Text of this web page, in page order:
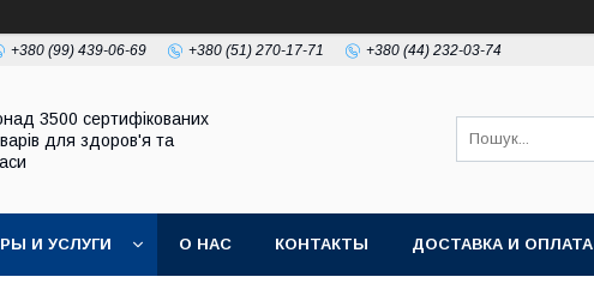
+380 (99) 439-06-69 +380 (51) 270-17-71 +380 (44) 232-03-74
3500 сертифікованих
для здоров'я та
И УСЛУГИ О НАС КОНТАКТЫ ДОСТАВКА И ОПЛАТА